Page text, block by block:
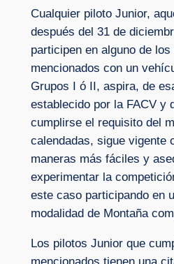
Cualquier piloto Junior,
después del 31 de
participen en alguno de
mencionados con un
Grupos I ó II, aspira, de
establecido por la FACV y
cumplirse el requisito del
calendadas, sigue vigente
maneras más fáciles y
experimentar la
este caso participando en
modalidad de Montaña
Los pilotos Junior que